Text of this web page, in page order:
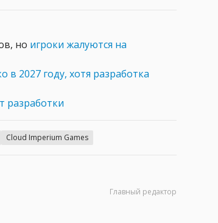
но игроки жалуются на
в 2027 году, хотя разработка
разработки
Cloud Imperium Games
Главный редактор